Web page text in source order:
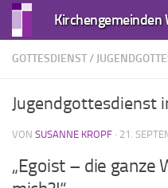
Zum Inhalt springen
GOTTESDIENST/
Jugendgottesdienst
VON SUSANNE KROPF · 21.
„Egoist – die ganze